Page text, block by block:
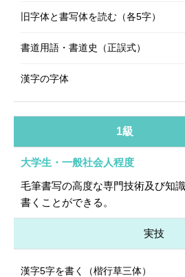
旧字体と書写体を読む（各5字）
書道用語・書道史（正誤式）
漢字の字体
1級
大学生・一般社会人程度
毛筆書写の高度な専門技術及び知
書くことができる。
実技
漢字5字を書く（楷行草三体）